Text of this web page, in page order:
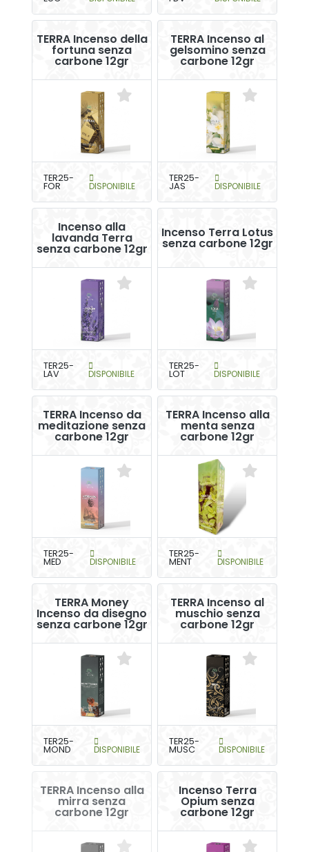
TERRA Incenso della
fortuna senza
carbone 12gr
TER25-
FOR DISPONIBILE
TERRA Incenso al
gelsomino senza
carbone 12gr
TER25-
JAS DISPONIBILE
Incenso alla
lavanda Terra
senza carbone 12gr
TER25-
LAV DISPONIBILE
Incenso Terra Lotus
senza carbone 12gr
TER25-
LOT DISPONIBILE
TERRA Incenso da
meditazione senza
carbone 12gr
TER25-
MED DISPONIBILE
TERRA Incenso alla
menta senza
carbone 12gr
TER25-
MENT DISPONIBILE
TERRA Money
Incenso da disegno
senza carbone 12gr
TER25-
MOND DISPONIBILE
TERRA Incenso al
muschio senza
carbone 12gr
TER25-
MUSC DISPONIBILE
TERRA Incenso alla
mirra senza
carbone 12gr
Incenso Terra
Opium senza
carbone 12gr